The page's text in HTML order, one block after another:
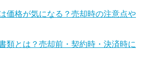
価格が気になる？売却時の注意点や
類とは？売却前・契約時・決済時に